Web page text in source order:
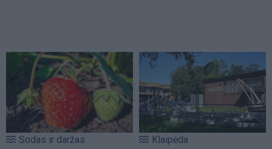
Sodas ir daržas Klaipėda